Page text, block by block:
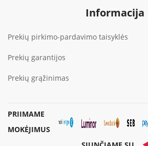
Informacija
Prekių pirkimo-pardavimo taisyklės
Prekių garantijos
Prekių grąžinimas
PRIIMAME
MOKĖJIMUS